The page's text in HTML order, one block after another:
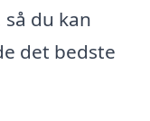
du kan
det bedste